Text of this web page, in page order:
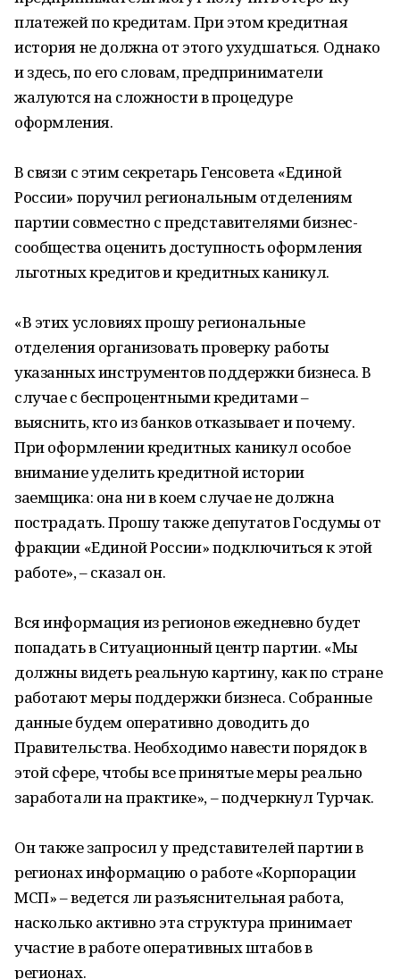
платежей по кредитам. При этом кредитная
история не должна от этого ухудшаться. Однако
и здесь, по его словам, предприниматели
жалуются на сложности в процедуре
оформления.
В связи с этим секретарь Генсовета «Единой
России» поручил региональным отделениям
партии совместно с представителями бизнес-
сообщества оценить доступность оформления
льготных кредитов и кредитных каникул.
«В этих условиях прошу региональные
отделения организовать проверку работы
указанных инструментов поддержки бизнеса. В
случае с беспроцентными кредитами –
выяснить, кто из банков отказывает и почему.
При оформлении кредитных каникул особое
внимание уделить кредитной истории
заемщика: она ни в коем случае не должна
пострадать. Прошу также депутатов Госдумы от
фракции «Единой России» подключиться к этой
работе», – сказал он.
Вся информация из регионов ежедневно будет
попадать в Ситуационный центр партии. «Мы
должны видеть реальную картину, как по стране
работают меры поддержки бизнеса. Собранные
данные будем оперативно доводить до
Правительства. Необходимо навести порядок в
этой сфере, чтобы все принятые меры реально
заработали на практике», – подчеркнул Турчак.
Он также запросил у представителей партии в
регионах информацию о работе «Корпорации
МСП» – ведется ли разъяснительная работа,
насколько активно эта структура принимает
участие в работе оперативных штабов в
регионах.